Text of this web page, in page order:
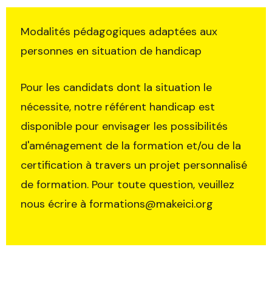
Modalités pédagogiques adaptées aux
personnes en situation de handicap
Pour les candidats dont la situation le
nécessite, notre référent handicap est
disponible pour envisager les possibilités
d'aménagement de la formation et/ou de la
certification à travers un projet personnalisé
de formation. Pour toute question, veuillez
nous écrire à formations@makeici.org